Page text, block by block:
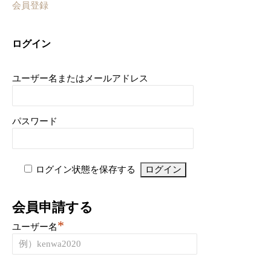
会員登録
ログイン
ユーザー名またはメールアドレス
パスワード
ログイン状態を保存する
会員申請する
ユーザー名*